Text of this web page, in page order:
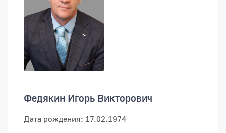
Федякин Игорь Викторович
Дата рождения: 17.02.1974